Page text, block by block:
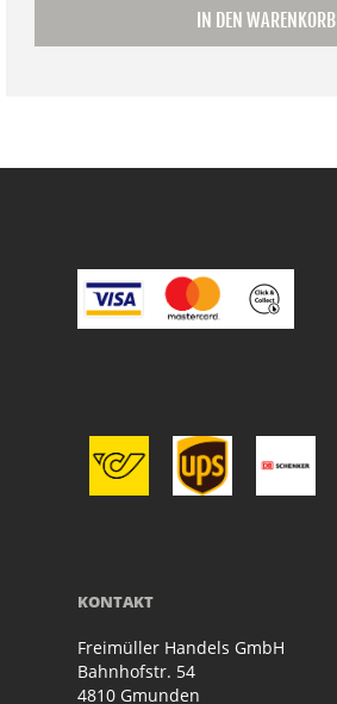
IN DEN WARENKORB
KONTAKT
Freimüller Handels GmbH
Bahnhofstr. 54
4810 Gmunden